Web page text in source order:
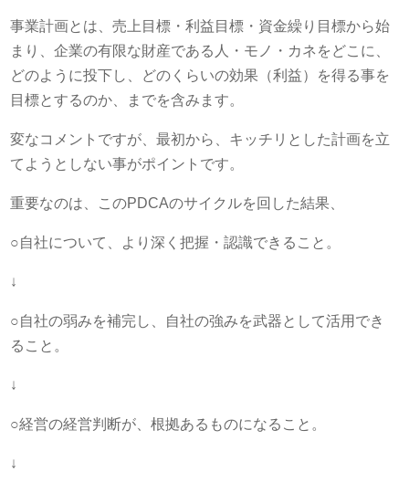
事業計画とは、売上目標・利益目標・資金繰り目標から始
まり、企業の有限な財産である人・モノ・カネをどこに、
どのように投下し、どのくらいの効果（利益）を得る事を
目標とするのか、までを含みます。
変なコメントですが、最初から、キッチリとした計画を立
てようとしない事がポイントです。
重要なのは、このPDCAのサイクルを回した結果、
○自社について、より深く把握・認識できること。
↓
○自社の弱みを補完し、自社の強みを武器として活用でき
ること。
↓
○経営の経営判断が、根拠あるものになること。
↓